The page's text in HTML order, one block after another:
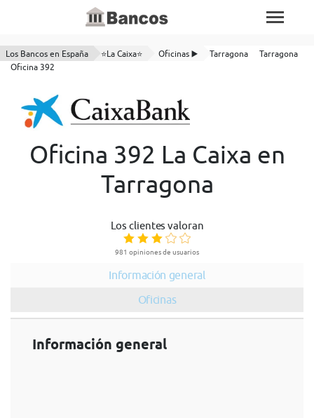
Los Bancos en España ⭐La Caixa⭐ Oficinas ▶️ Tarragona
Tarragona
Oficina 392
Oficina 392 La Caixa en
Tarragona
Los clientes valoran
981 opiniones de usuarios
Información general
Oficinas
Información general